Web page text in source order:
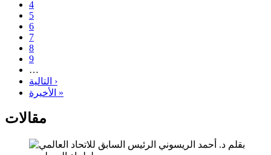
4
5
6
7
8
9
…
التالية ›
الأخيرة »
مقالات